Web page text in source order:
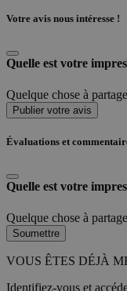
Votre avis nous intéresse !
Quelle est votre
Quelque chose à
Publier votre avis
Évaluations et
Quelle est votre
Quelque chose à
Soumettre
VOUS ÊTES DÉJÀ
Identifiez-vous et